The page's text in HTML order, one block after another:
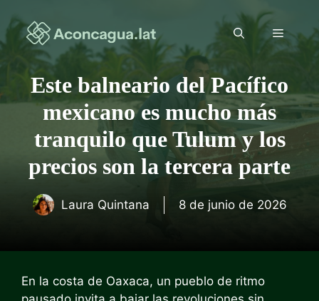
al
contenido
Menú
Este balneario del Pacífico
mexicano es mucho más
tranquilo que Tulum y los
precios son la tercera parte
Laura Quintana 8 de junio de 2026
En la costa de Oaxaca, un pueblo de ritmo